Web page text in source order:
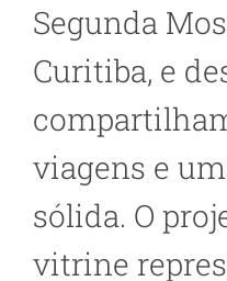
Segunda
Curitiba, e
viagens e
sólida. O
vitrine